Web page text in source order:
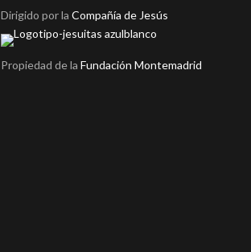
Dirigido por laCompañía de Jesús
Propiedad de laFundación Montemadrid